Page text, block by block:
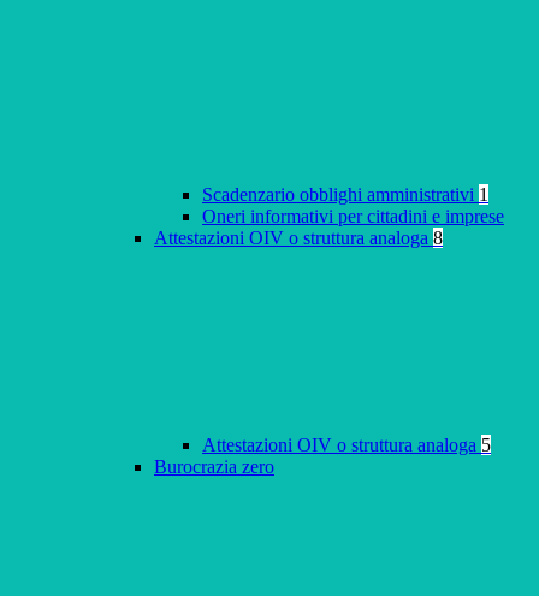
Scadenzario obblighi amministrativi 1
Oneri informativi per cittadini e imprese
Attestazioni OIV o struttura analoga 8
Attestazioni OIV o struttura analoga 5
Burocrazia zero